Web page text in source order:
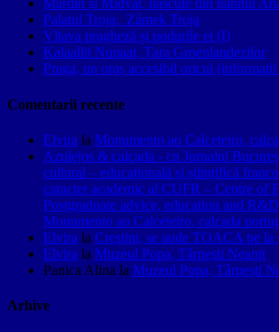
Mardin și Midyat, născute din nahitul
Palatul Troja, Zámek Troja
Vltava pragheză și podurile ei (I)
Kalaallit Nunaat, Țara Groenlandezilor
Praga, un oraș accesibil oricui
Comentarii recente
Elvira la Monumento ao Calceteiro,
Azulejos & calçada - cu Jurnalul
cultural – educațională și științifică
caracter academic al CUFR – Centre of
Postgraduate advice, education and
Monumento ao Calceteiro, calçada
Elvira la Creştini, se aude TOACA pe la
Elvira la Muzeul Popa, Târpeşti Neamţ
Panica Alina la Muzeul Popa, Târpeşti
Arhive